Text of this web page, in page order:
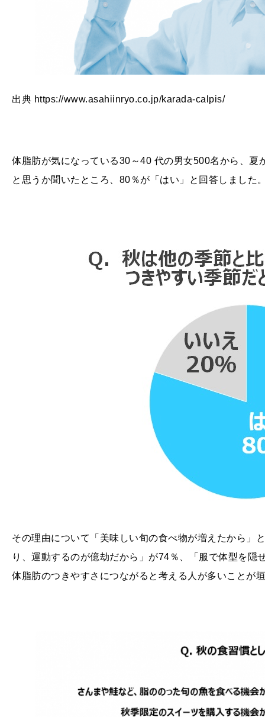
出典 https://www.asahiinryo.co.jp/karada-calpis/
体脂肪が気になっている30～40 代の男女500名から、夏
と思うか聞いたところ、80％が「はい」と回答しました
その理由について「美味しい旬の食べ物が増えたから」
り、運動するのが億劫だから」が74 ％、「服で体型を隠
体脂肪のつきやすさにつながると考える人が多いことが